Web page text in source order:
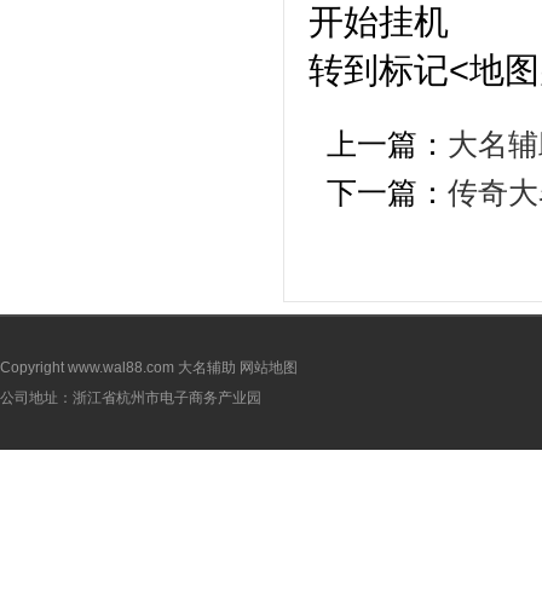
开始挂机
转到标记<地
上一篇： 大名
下一篇： 传奇
Copyright www.wal88.com 大名辅助 网站地图
公司地址：浙江省杭州市电子商务产业园